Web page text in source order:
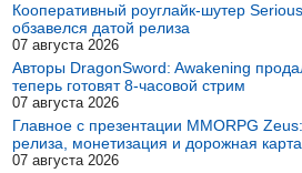
Кооперативный роуглайк-шутер
обзавелся датой релиза
07 августа 2026
Авторы DragonSword: Awakening
теперь готовят 8-часовой стрим
07 августа 2026
Главное с презентации MMORPG
релиза, монетизация и дорожная карта
07 августа 2026